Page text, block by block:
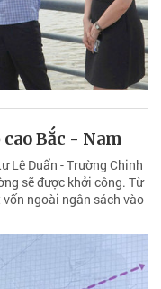
Bắc - Nam
Lê Duẩn - Trường Chinh
sẽ được khởi công. Từ
ngoài ngân sách vào